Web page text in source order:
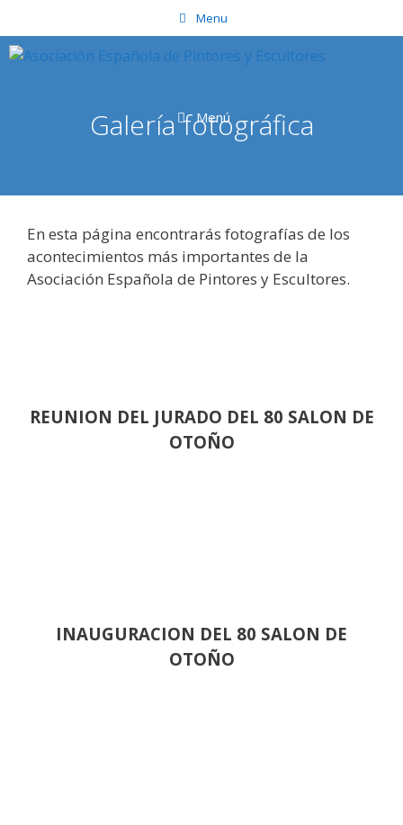
al
contenido
Menu
Menú
Galería fotográfica
En esta página encontrarás fotografías de los
acontecimientos más importantes de la
Asociación Española de Pintores y Escultores.
REUNION DEL JURADO DEL 80 SALON DE
OTOÑO
INAUGURACION DEL 80 SALON DE
OTOÑO